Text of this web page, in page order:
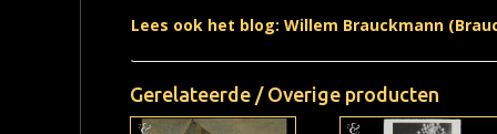
Lees ook het blog: Willem Brauckmann
Gerelateerde / Overige producten